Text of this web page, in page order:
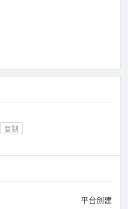
复制
平台创建